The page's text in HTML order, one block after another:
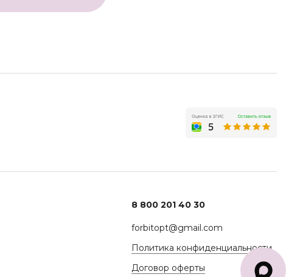
8 800 201 40 30
forbitopt@gmail.com
Политика конфиденциальности
Договор оферты